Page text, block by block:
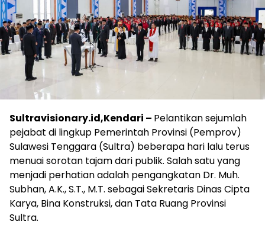
Sultravisionary.id,Kendari – Pelantikan sejumlah
pejabat di lingkup Pemerintah Provinsi (Pemprov)
Sulawesi Tenggara (Sultra) beberapa hari lalu terus
menuai sorotan tajam dari publik. Salah satu yang
menjadi perhatian adalah pengangkatan Dr. Muh.
Subhan, A.K., S.T., M.T. sebagai Sekretaris Dinas Cipta
Karya, Bina Konstruksi, dan Tata Ruang Provinsi
Sultra.